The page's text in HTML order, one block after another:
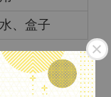
、盒子